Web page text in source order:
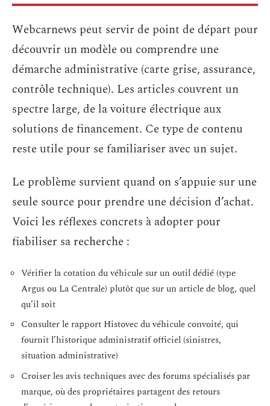
Webcarnews peut servir de point de départ pour
découvrir un modèle ou comprendre une
démarche administrative (carte grise, assurance,
contrôle technique). Les articles couvrent un
spectre large, de la voiture électrique aux
solutions de financement. Ce type de contenu
reste utile pour se familiariser avec un sujet.
Le problème survient quand on s’appuie sur une
seule source pour prendre une décision d’achat.
Voici les réflexes concrets à adopter pour
fiabiliser sa recherche :
Vérifier la cotation du véhicule sur un outil dédié (type
Argus ou La Centrale) plutôt que sur un article de blog, quel
qu’il soit
Consulter le rapport Histovec du véhicule convoité, qui
fournit l’historique administratif officiel (sinistres,
situation administrative)
Croiser les avis techniques avec des forums spécialisés par
marque, où des propriétaires partagent des retours